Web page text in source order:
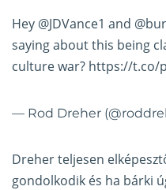
Hey @JDVance1 and
saying about this being
culture war? https://t.co/
— Rod Dreher
Dreher teljesen
gondolkodik és ha bárki